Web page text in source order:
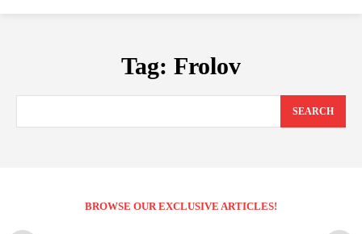
Tag: Frolov
SEARCH
BROWSE OUR EXCLUSIVE ARTICLES!